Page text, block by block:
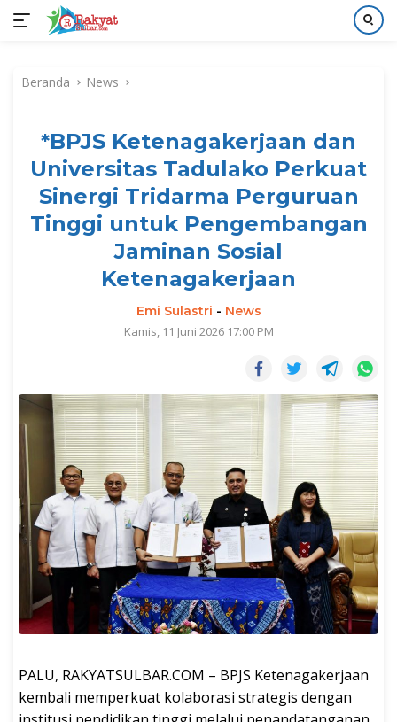
kontenBeranda News
*BPJS Ketenagakerjaan dan
Universitas Tadulako Perkuat
Sinergi Tridarma Perguruan
Tinggi untuk Pengembangan
Jaminan Sosial
Ketenagakerjaan
Emi Sulastri - News
Kamis, 11 Juni 2026 17:00 PM
PALU, RAKYATSULBAR.COM – BPJS Ketenagakerjaan
kembali memperkuat kolaborasi strategis dengan